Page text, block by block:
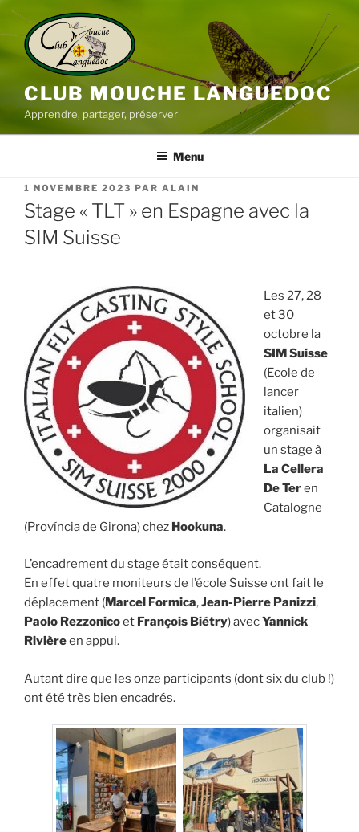
Aller
contenu
principal
CLUB MOUCHE LANGUEDOC
Apprendre, partager, préserver
Menu
PUBLIÉ
LE
1 NOVEMBRE 2023 PAR ALAIN
Stage « TLT » en Espagne avec la
SIM Suisse
Les 27, 28
et 30
octobre la
SIM Suisse
(Ecole de
lancer
italien)
organisait
un stage à
La Cellera
De Teren
Catalogne
(Província de Girona) chez Hookuna.
L’encadrement du stage était conséquent.
En effet quatre moniteurs de l’école Suisse ont fait le
déplacement (Marcel Formica,Jean-Pierre Panizzi,
Paolo Rezzonicoet François Biétry) avecYannick
Rivièreen appui.
Autant dire que les onze participants (dont six du club !)
ont été très bien encadrés.